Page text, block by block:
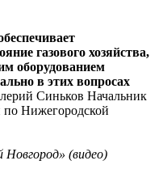
газового хозяйства,
оборудованием
в этих вопросах
Синьков Начальник
Нижегородской
(видео)